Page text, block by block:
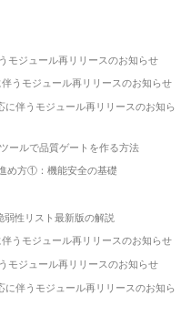
モジュール再リリースのお知らせ
うモジュール再リリースのお知らせ
伴うモジュール再リリースのお知ら
ールで品質ゲートを作る方法
め方①：機能安全の基礎
弱性リスト最新版の解説
うモジュール再リリースのお知らせ
モジュール再リリースのお知らせ
伴うモジュール再リリースのお知ら